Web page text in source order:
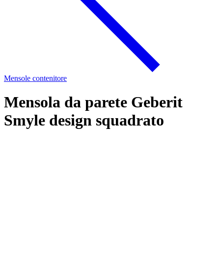
Mensole contenitore
Mensola da parete Geberit
Smyle design squadrato